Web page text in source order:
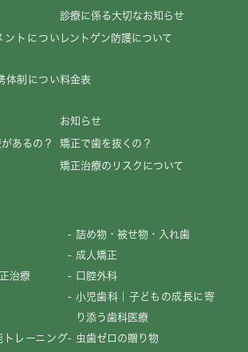
診療に係る大切なお知らせ
ントについ レントゲン防護について
体制につい料金表
お知らせ
あるの？ 矯正で歯を抜くの？
矯正治療のリスクについて
詰め物・被せ物・入れ歯
成人矯正
治療
口腔外科
小児歯科｜子どもの成長に寄
り添う歯科医療
トレーニング
虫歯ゼロの贈り物